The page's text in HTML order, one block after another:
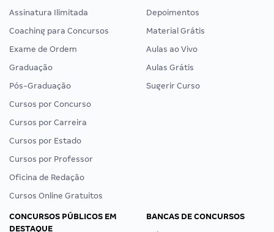
Assinatura Ilimitada
Coaching para Concursos
Exame de Ordem
Graduação
Pós-Graduação
Cursos por Concurso
Cursos por Carreira
Cursos por Estado
Cursos por Professor
Oficina de Redação
Cursos Online Gratuitos
Depoimentos
Material Grátis
Aulas ao Vivo
Aulas Grátis
Sugerir Curso
CONCURSOS PÚBLICOS EM
DESTAQUE
BANCAS DE CONCURSOS